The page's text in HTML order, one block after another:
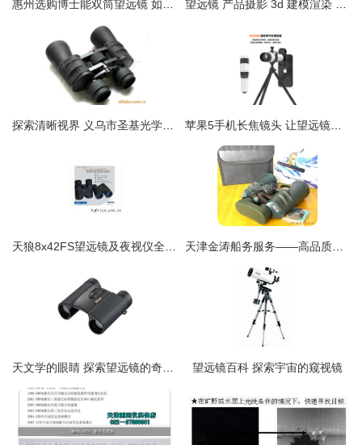
望远镜百科 探索宇宙的窥视镜